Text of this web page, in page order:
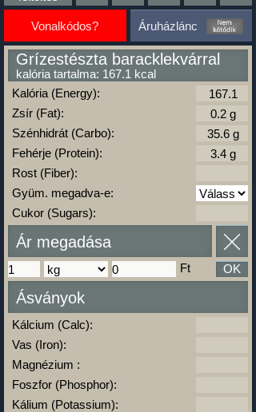
Vonalkódos? Áruházlánc
Grízestészta baracklekvárral
kalória tartalma: 167.1 kcal
Kalória (Energy):
Zsír (Fat):
Szénhidrát (Carbo):
Fehérje (Protein):
Rost (Fiber):
Gyüm. megadva-e:
Cukor (Sugars):
Ár megadása
Ft OK
Ásványok
Kálcium (Calc):
Vas (Iron):
Magnézium :
Foszfor (Phosphor):
Kálium (Potassium):